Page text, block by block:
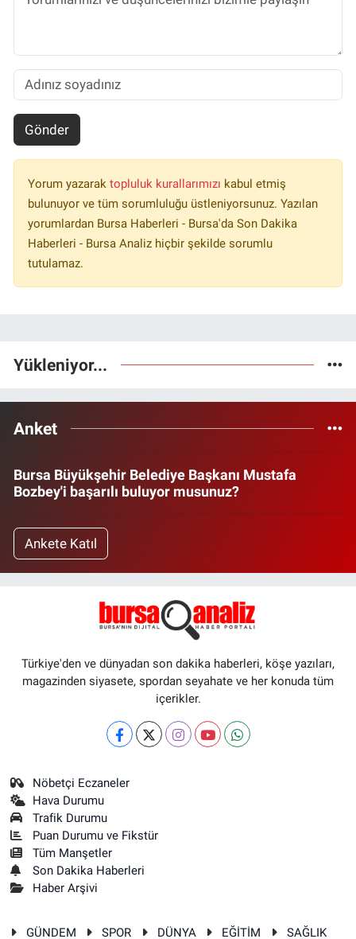
Gönder
Yorum yazarak topluluk kurallarımızı kabul etmiş
bulunuyor ve tüm sorumluluğu üstleniyorsunuz. Yazılan
yorumlardan Bursa Haberleri - Bursa'da Son Dakika
Haberleri - Bursa Analiz hiçbir şekilde sorumlu
tutulamaz.
Yükleniyor...
Anket
Bursa Büyükşehir Belediye Başkanı Mustafa
Bozbey'i başarılı buluyor musunuz?
Ankete Katıl
Türkiye'den ve dünyadan son dakika haberleri, köşe yazıları,
magazinden siyasete, spordan seyahate ve her konuda tüm
içerikler.
Nöbetçi Eczaneler
Hava Durumu
Trafik Durumu
Puan Durumu ve Fikstür
Tüm Manşetler
Son Dakika Haberleri
Haber Arşivi
GÜNDEM SPOR DÜNYA EĞİTİM SAĞLIK